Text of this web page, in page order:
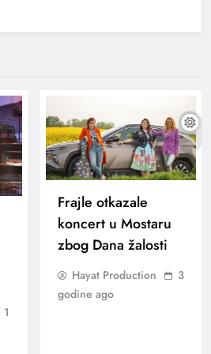
1
Frajle otkazale
koncert u Mostaru
zbog Dana žalosti
Hayat Production
3
godine ago